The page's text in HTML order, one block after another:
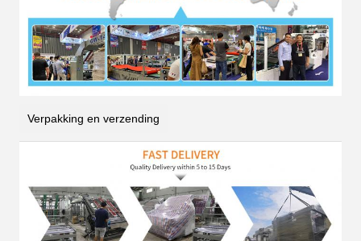
Verpakking en verzending